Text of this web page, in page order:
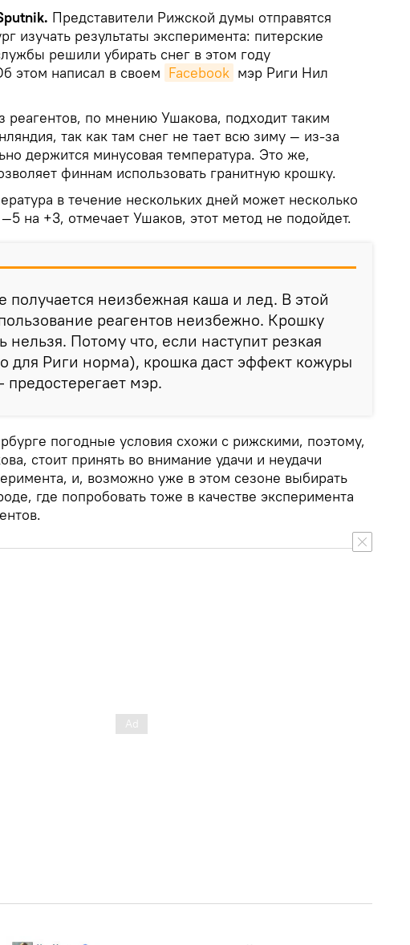
Представители Рижской думы отправятся
изучать результаты эксперимента: питерские
решили убирать снег в этом году
этом написал в своем Facebook мэр Риги Нил
реагентов, по мнению Ушакова, подходит таким
так как там снег не тает всю зиму — из-за
держится минусовая температура. Это же,
финнам использовать гранитную крошку.
в течение нескольких дней может несколько
на +3, отмечает Ушаков, этот метод не подойдет.
получается неизбежная каша и лед. В этой
реагентов неизбежно. Крошку
нельзя. Потому что, если наступит резкая
для Риги норма), крошка даст эффект кожуры
предостерегает мэр.
погодные условия схожи с рижскими, поэтому,
стоит принять во внимание удачи и неудачи
и, возможно уже в этом сезоне выбирать
где попробовать тоже в качестве эксперимента